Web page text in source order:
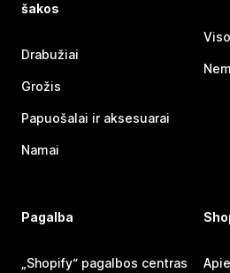
šakos
Drabužiai
Grožis
Papuošalai ir aksesuarai
Namai
Pagalba
„Shopify“ pagalbos centras Apie